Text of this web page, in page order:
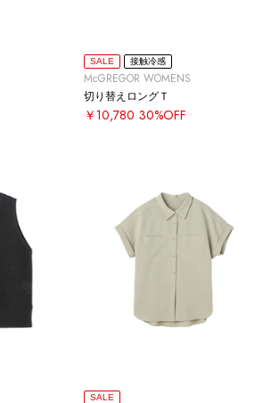
SALE 接触冷感
McGREGOR WOMENS
切り替えロングＴ
￥10,780 30%OFF
SALE